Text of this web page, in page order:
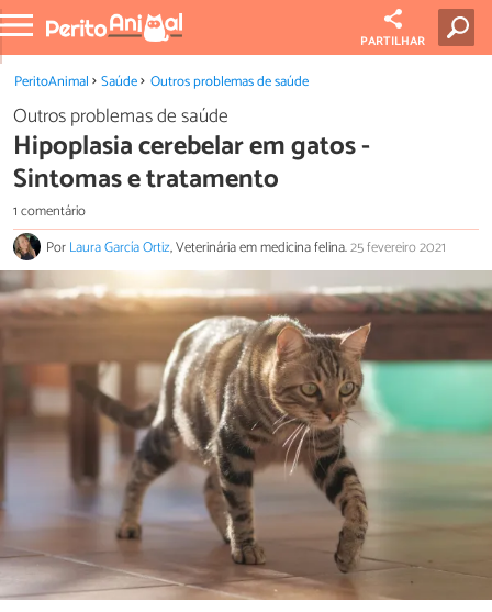
PARTILHAR
PeritoAnimal Saúde Outros problemas de saúde
Outros problemas de saúde
Hipoplasia cerebelar em gatos -
Sintomas e tratamento
1 comentário
PorLaura García Ortiz, Veterinária em medicina felina.25 fevereiro 2021